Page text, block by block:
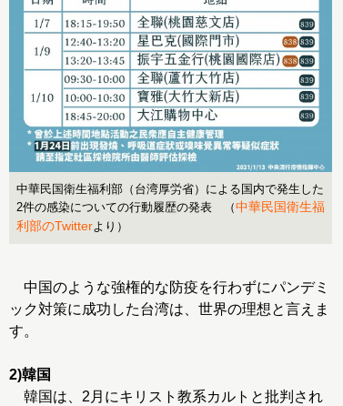
中華民国衛生福利部（台湾厚労省）による国内で発生した
2件の感染についての行動履歴の発表 （中華民国衛生福
利部のTwitterより）
中国のような強権的な防疫を行わずにパンデミ
ック対策に成功した台湾は、世界の理想と言えま
す。
2)韓国
韓国は、2月にキリスト教系カルトと批判され